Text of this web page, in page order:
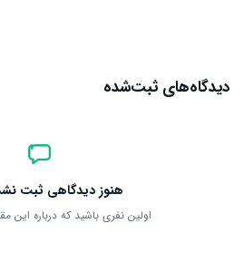
دیدگاه‌های ثبت‌شده
هنوز دیدگاهی ثبت
اولین نفری باشید که درباره این